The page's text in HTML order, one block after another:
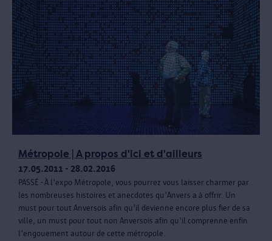
Métropole | A propos d'ici et d'ailleurs
17.05.2011 - 28.02.2016
PASSÉ - À l'expo Métropole, vous pourrez vous laisser charmer par
les nombreuses histoires et anecdotes qu'Anvers a à offrir. Un
must pour tout Anversois afin qu'il devienne encore plus fier de sa
ville, un must pour tout non Anversois afin qu'il comprenne enfin
l'engouement autour de cette métropole.